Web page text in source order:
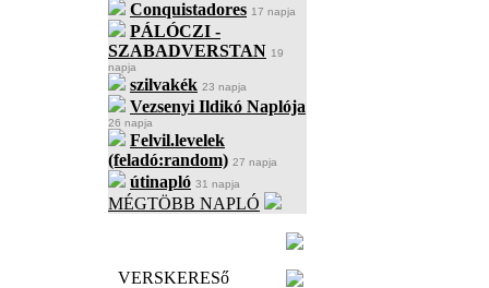
Conquistadores 17 napja
PÁLÓCZI -
SZABADVERSTAN 19
napja
szilvakék 23 napja
Vezsenyi Ildikó Naplója
26 napja
Felvil.levelek
(feladó:random) 27 napja
útinapló 31 napja
MÉGTÖBB NAPLÓ
VERSKERESő